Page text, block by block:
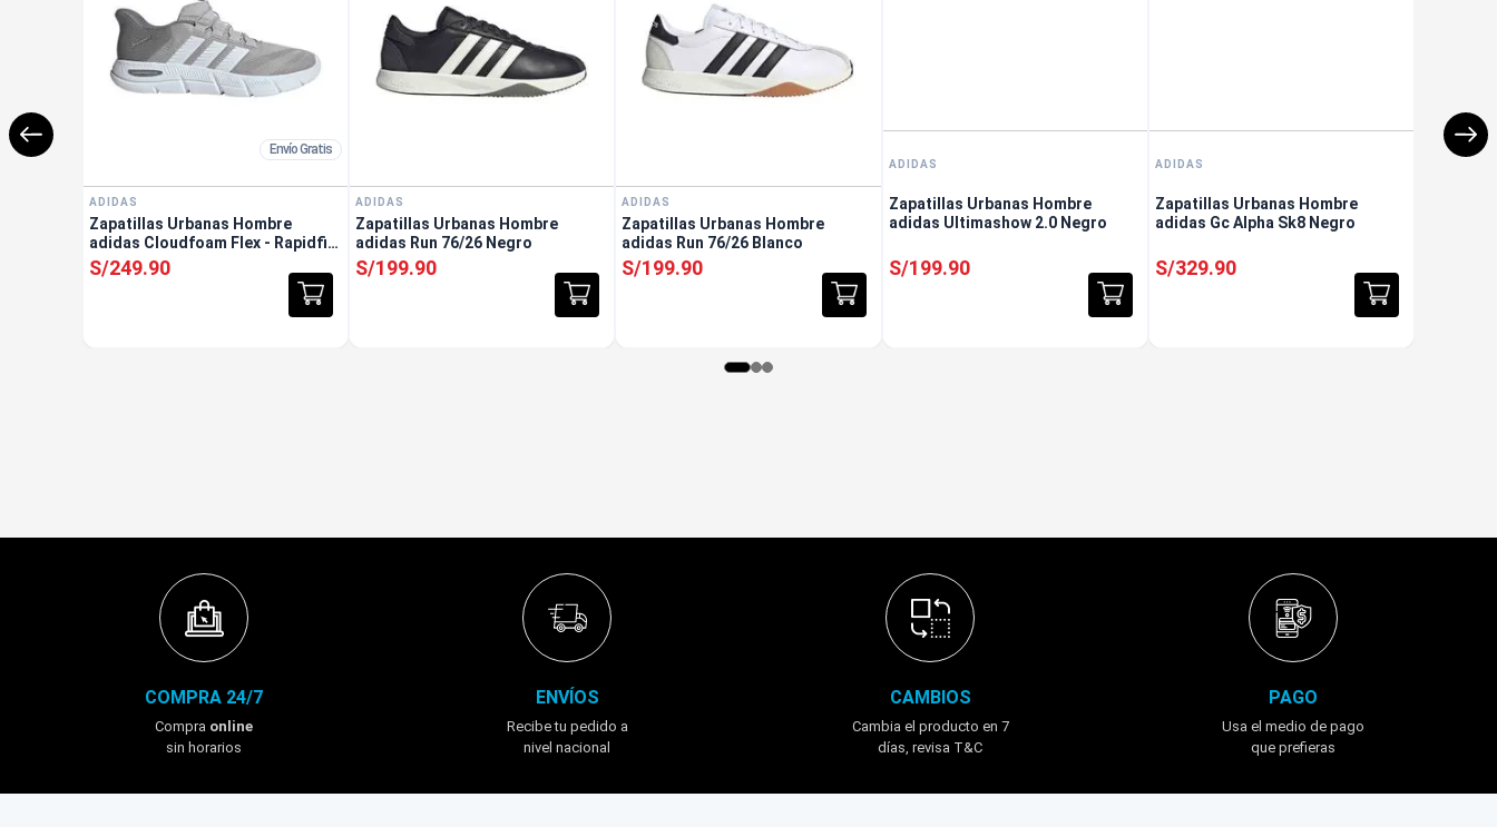
Envío Gratis
ADIDAS
Zapatillas Urbanas Hombre
adidas Cloudfoam Flex - Rapidfit
Gris
S/249.90
ADIDAS
Zapatillas Urbanas Hombre
adidas Run 76/26 Negro
S/199.90
ADIDAS
Zapatillas Urbanas Hombre
adidas Run 76/26 Blanco
S/199.90
ADIDAS
Zapatillas Urbanas Hombre
adidas Ultimashow 2.0 Negro
S/199.90
ADIDAS
Zapatillas Urbanas Hombre
adidas Gc Alpha Sk8 Negro
S/329.90
COMPRA 24/7
Compra online
sin horarios
ENVÍOS
Recibe tu pedido a
nivel nacional
CAMBIOS
Cambia el producto en 7
días, revisa T&C
PAGO
Usa el medio de pago
que prefieras